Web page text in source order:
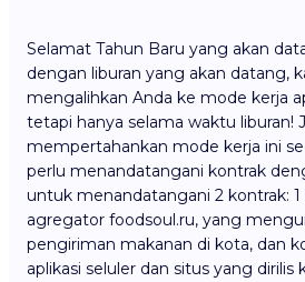
Selamat Tahun Baru yang akan
dengan liburan yang akan datang,
mengalihkan Anda ke mode kerja
tetapi hanya selama waktu liburan!
mempertahankan mode kerja ini
perlu menandatangani kontrak
untuk menandatangani 2 kontrak:
agregator foodsoul.ru, yang
pengiriman makanan di kota, dan
aplikasi seluler dan situs yang dirilis